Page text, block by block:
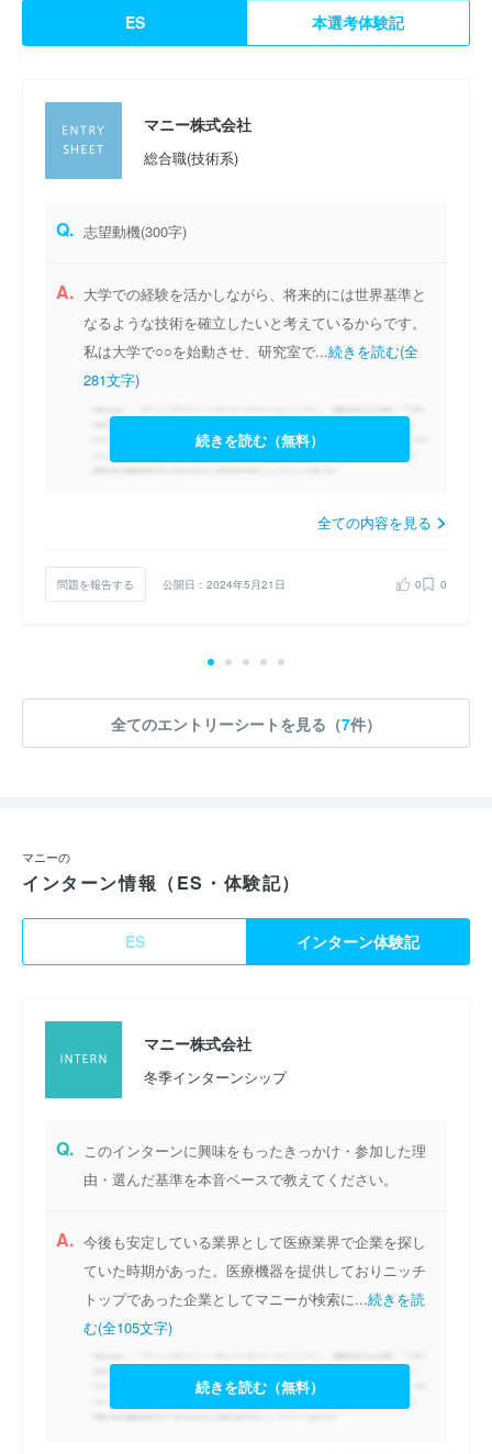
ES 本選考体験記
マニー株式会社
総合職(技術系)
Q. 志望動機(300字)
A. 大学での経験を活かしながら、将来的には世界基準と
なるような技術を確立したいと考えているからです。
私は大学で○○を始動させ、研究室で...続きを読む(全
281文字)
続きを読む（無料）
全ての内容を見る
問題を報告する 公開日：2024年5月21日 0 0
全てのエントリーシートを見る（7件）
マニーの
インターン情報（ES・体験記）
ES インターン体験記
マニー株式会社
冬季インターンシップ
Q.
このインターンに興味をもったきっかけ・参加した理
由・選んだ基準を本音ベースで教えてください。
A. 今後も安定している業界として医療業界で企業を探し
ていた時期があった。医療機器を提供しておりニッチ
トップであった企業としてマニーが検索に...続きを読
む(全105文字)
続きを読む（無料）